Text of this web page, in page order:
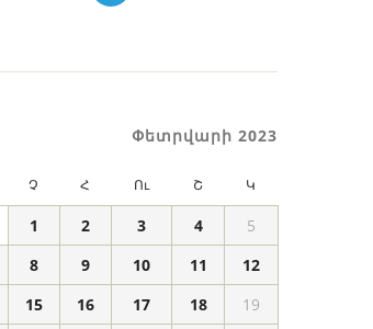
Փետրվարի 2023
Չ Հ Ու Շ Կ
1 2 3 4
5
8 9 10 11
12
15 16 17 18
19